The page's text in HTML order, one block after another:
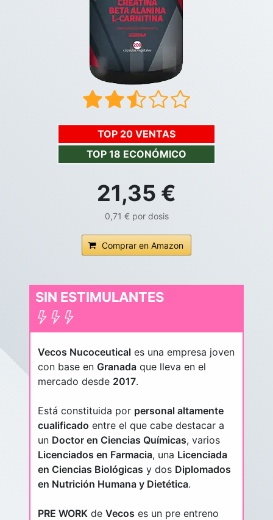
TOP 20 VENTAS
TOP 18 ECONÓMICO
21,35 €
0,71 € por dosis
Comprar en Amazon
SIN ESTIMULANTES
Vecos Nucoceutical es una empresa joven
con base en Granada que lleva en el
mercado desde 2017.
Está constituida por personal altamente
cualificado entre el que cabe destacar a
un Doctor en Ciencias Químicas, varios
Licenciados en Farmacia, una Licenciada
en Ciencias Biológicas y dos Diplomados
en Nutrición Humana y Dietética.
PRE WORK de Vecos es un pre entreno